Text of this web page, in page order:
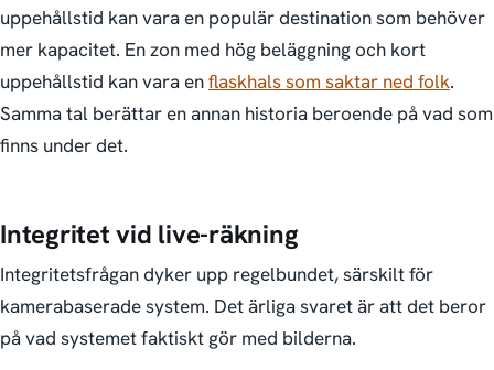
uppehållstid kan vara en populär destination som behöver
mer kapacitet. En zon med hög beläggning och kort
uppehållstid kan vara enflaskhals som saktar ned folk.
Samma tal berättar en annan historia beroende på vad som
finns under det.
Integritet vid live-räkning
Integritets­frågan dyker upp regelbundet, särskilt för
kamerabaserade system. Det ärliga svaret är att det beror
på vad systemet faktiskt gör med bilderna.